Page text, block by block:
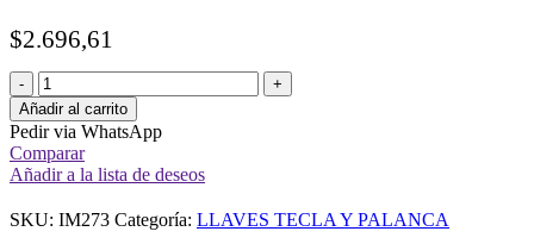
$2.696,61
Añadir al carrito
Pedir via WhatsApp
Comparar
Añadir a la lista de deseos
SKU: IM273 Categoría: LLAVES TECLA Y PALANCA